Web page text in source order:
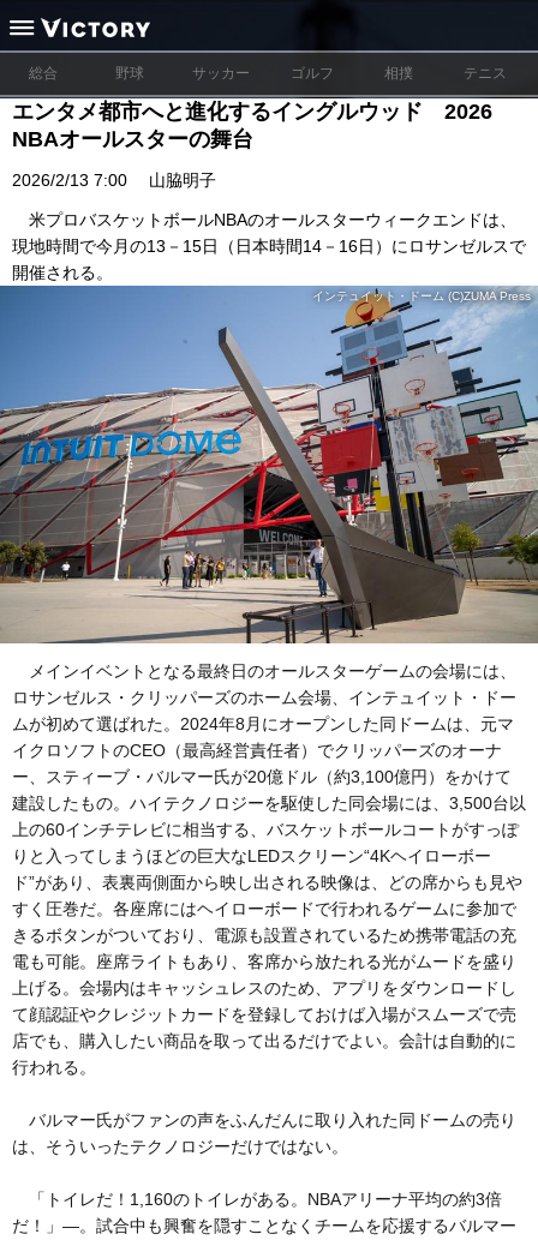
総合 野球 サッカー ゴルフ 相撲 テニス
エンタメ都市へと進化するイングルウッド 2026
NBAオールスターの舞台
2026/2/13 7:00 山脇明子
米プロバスケットボールNBAのオールスターウィークエンドは、
現地時間で今月の13－15日（日本時間14－16日）にロサンゼルスで
開催される。
インテュイット・ドーム (C)ZUMA Press
メインイベントとなる最終日のオールスターゲームの会場には、
ロサンゼルス・クリッパーズのホーム会場、インテュイット・ドー
ムが初めて選ばれた。2024年8月にオープンした同ドームは、元マ
イクロソフトのCEO（最高経営責任者）でクリッパーズのオーナ
ー、スティーブ・バルマー氏が20億ドル（約3,100億円）をかけて
建設したもの。ハイテクノロジーを駆使した同会場には、3,500台以
上の60インチテレビに相当する、バスケットボールコートがすっぽ
りと入ってしまうほどの巨大なLEDスクリーン“4Kヘイローボー
ド”があり、表裏両側面から映し出される映像は、どの席からも見や
すく圧巻だ。各座席にはヘイローボードで行われるゲームに参加で
きるボタンがついており、電源も設置されているため携帯電話の充
電も可能。座席ライトもあり、客席から放たれる光がムードを盛り
上げる。会場内はキャッシュレスのため、アプリをダウンロードし
て顔認証やクレジットカードを登録しておけば入場がスムーズで売
店でも、購入したい商品を取って出るだけでよい。会計は自動的に
行われる。
バルマー氏がファンの声をふんだんに取り入れた同ドームの売り
は、そういったテクノロジーだけではない。
「トイレだ！1,160のトイレがある。NBAアリーナ平均の約3倍
だ！」―。試合中も興奮を隠すことなくチームを応援するバルマー